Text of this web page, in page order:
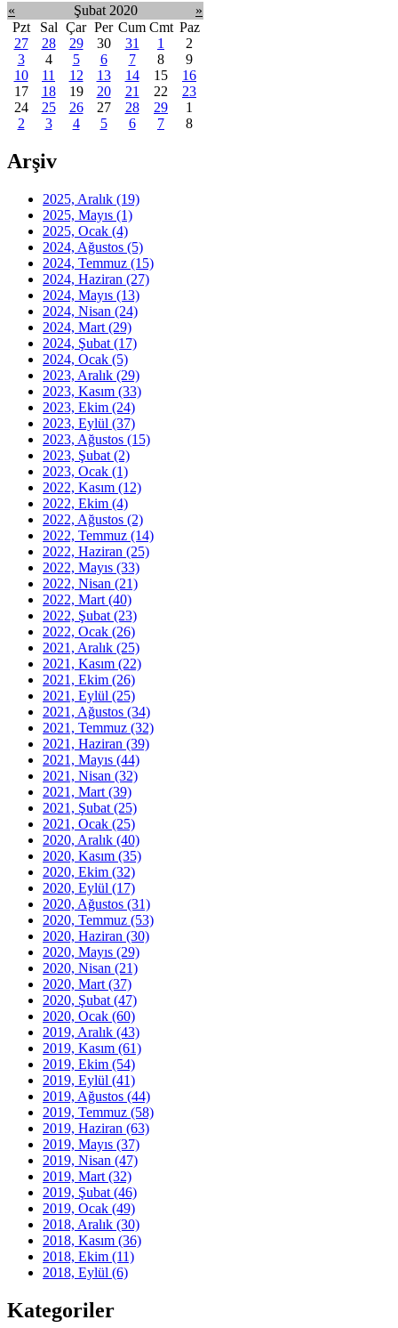
« Şubat 2020
»
Pzt
Sal Çar Per Cum Cmt Paz
27
28 29 30 31 1
2
3
4 5 6 7 8
9
10
11 12 13 14 15
16
17
18 19 20 21 22
23
24
25 26 27 28 29
1
2
3 4 5 6 7 8
Arşiv
2025, Aralık (19)
2025, Mayıs (1)
2025, Ocak (4)
2024, Ağustos (5)
2024, Temmuz (15)
2024, Haziran (27)
2024, Mayıs (13)
2024, Nisan (24)
2024, Mart (29)
2024, Şubat (17)
2024, Ocak (5)
2023, Aralık (29)
2023, Kasım (33)
2023, Ekim (24)
2023, Eylül (37)
2023, Ağustos (15)
2023, Şubat (2)
2023, Ocak (1)
2022, Kasım (12)
2022, Ekim (4)
2022, Ağustos (2)
2022, Temmuz (14)
2022, Haziran (25)
2022, Mayıs (33)
2022, Nisan (21)
2022, Mart (40)
2022, Şubat (23)
2022, Ocak (26)
2021, Aralık (25)
2021, Kasım (22)
2021, Ekim (26)
2021, Eylül (25)
2021, Ağustos (34)
2021, Temmuz (32)
2021, Haziran (39)
2021, Mayıs (44)
2021, Nisan (32)
2021, Mart (39)
2021, Şubat (25)
2021, Ocak (25)
2020, Aralık (40)
2020, Kasım (35)
2020, Ekim (32)
2020, Eylül (17)
2020, Ağustos (31)
2020, Temmuz (53)
2020, Haziran (30)
2020, Mayıs (29)
2020, Nisan (21)
2020, Mart (37)
2020, Şubat (47)
2020, Ocak (60)
2019, Aralık (43)
2019, Kasım (61)
2019, Ekim (54)
2019, Eylül (41)
2019, Ağustos (44)
2019, Temmuz (58)
2019, Haziran (63)
2019, Mayıs (37)
2019, Nisan (47)
2019, Mart (32)
2019, Şubat (46)
2019, Ocak (49)
2018, Aralık (30)
2018, Kasım (36)
2018, Ekim (11)
2018, Eylül (6)
Kategoriler